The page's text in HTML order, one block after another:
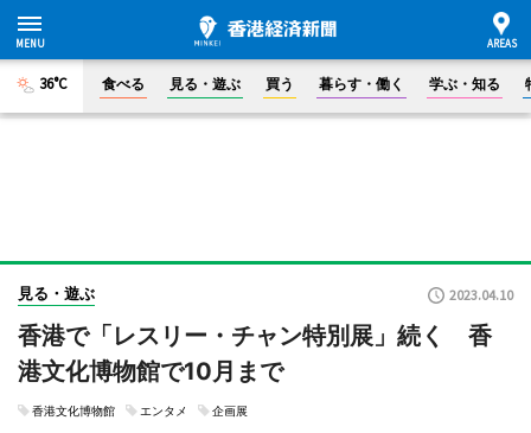
36°C 食べる 見る・遊ぶ 買う 暮らす・働く 学ぶ・知る
見る・遊ぶ 2023.04.10
香港で「レスリー・チャン特別展」続く 香
港文化博物館で10月まで
香港文化博物館 エンタメ 企画展